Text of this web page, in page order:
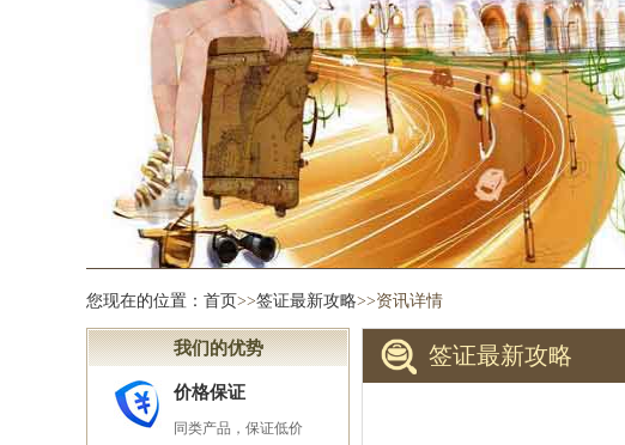
您现在的位置： 首页>>签证最新攻略>>资讯详情
我们的优势
价格保证
同类产品，保证低价
签证最新攻略